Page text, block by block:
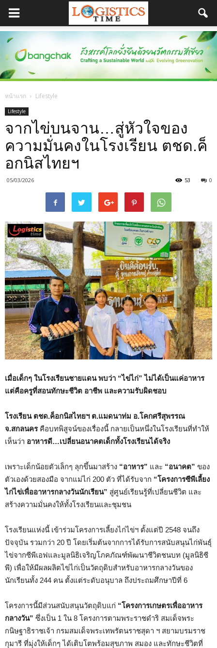
หน้าแรก Lifestyle
Lifestyle
จากไข่บนจาน…สู่หัวใจของ
ความมั่นคงในโรงเรียน ตชด.ค็
อกนิสไทยฯ
05/03/2026 0
53
เมื่อเด็กๆ ในโรงเรียนชายแดน พบว่า “ไข่ไก่” ไม่ได้เป็นแค่อาหาร
แต่คือครูที่สอนทักษะชีวิต อาชีพ และความรับผิดชอบ
โรงเรียน ตชด.ค็อกนิสไทยฯ ต.แมดนาท่ม อ.โคกศรีสุพรรณ
จ.สกลนครคือบทพิสูจน์ของเรื่องนี้ กลายเป็นหนึ่งในโรงเรียนที่ทำให้
เห็นว่า อาหารดี…เปลี่ยนอนาคตเด็กทั้งโรงเรียนได้จริง
เพราะเด็กน้อยตัวเล็กๆ ลุกขึ้นมาสร้าง “อาหาร” และ “อนาคต” ของ
ตัวเองด้วยสองมือ จากแม่ไก่ 200 ตัว ที่ได้รับจาก “โครงการซีพีเลี้ยง
ไก่ไข่เพื่ออาหารกลางวันนักเรียน” สู่ศูนย์เรียนรู้ที่เปลี่ยนชีวิต และ
สร้างความมั่นคงให้ทั้งโรงเรียนและชุมชน
โรงเรียนแห่งนี้ เข้าร่วมโครงการเลี้ยงไก่ไข่ฯ ตั้งแต่ปี 2548 จนถึง
ปัจจุบัน รวมกว่า 20 ปี โดยเริ่มต้นจากการได้รับการสนับสนุนไก่พันธุ์
ไข่จากซีพีเอฟและมูลนิธิเจริญโภคภัณฑ์พัฒนาชีวิตชนบท (มูลนิธิซี
พี) เพื่อให้มีผลผลิตไข่ไก่เป็นวัตถุดิบสำหรับอาหารกลางวันของ
นักเรียนทั้ง 244 คน ตั้งแต่ระดับอนุบาล ถึงประถมศึกษาปีที่ 6
โครงการนี้มีส่วนสนับสนุนวัตถุดิบแก่ “โครงการเกษตรเพื่ออาหาร
กลางวัน” ซึ่งเป็น 1 ใน 8 โครงการตามพระราชดำริ สมเด็จพระ
กนิษฐาธิราชเจ้า กรมสมเด็จพระเทพรัตนราชสุดา ฯ สยามบรมราช
กุมารี ที่มุ่งให้เด็กๆ ได้เติบโตพร้อมสุขภาพ สมอง และทักษะชีวิตที่